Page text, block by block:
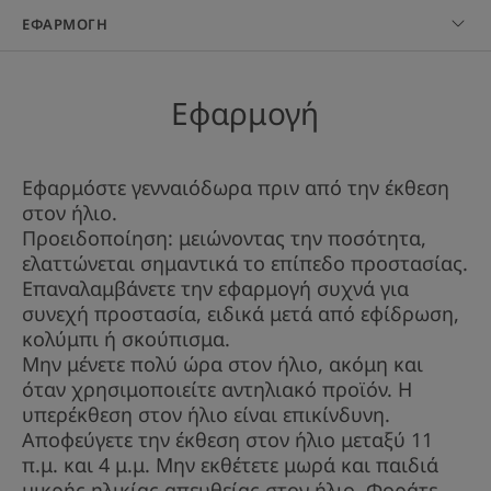
ΕΞΑΙΡΕΤΙΚΑ ΟΛΙΣΘΗΤΙΚΗ ΥΦΗ
Η 100% αόρατη* υφή του είναι ασύγκριτα
απαλή, χωρίς λιπαρό ή κολλώδες τελείωμα, και
εφαρμόζεται εύκολα χωρίς να χρειάζεται να το
απλώσετε με τα χέρια σας.
Σχεδιασμένο για να ταιριάζει στο ευαίσθητο
δέρμα των παιδιών και των ενηλίκων.
Διατίθεται για πρώτη φορά σε δύο μορφές, για
εντοπισμένα σημεία (συμπεριλαμβανομένων
των χειλιών) ή μεγαλύτερες περιοχές, όπως το
πρόσωπο και το σώμα. Κατάλληλο και για το
ΕΦΑΡΜΟΓΉ
Εφαρμογή
Εφαρμόστε γενναιόδωρα πριν από την έκθεση
στον ήλιο.
Προειδοποίηση: μειώνοντας την ποσότητα,
ελαττώνεται σημαντικά το επίπεδο προστασίας.
Επαναλαμβάνετε την εφαρμογή συχνά για
συνεχή προστασία, ειδικά μετά από εφίδρωση,
κολύμπι ή σκούπισμα.
Μην μένετε πολύ ώρα στον ήλιο, ακόμη και
όταν χρησιμοποιείτε αντηλιακό προϊόν. Η
υπερέκθεση στον ήλιο είναι επικίνδυνη.
Αποφεύγετε την έκθεση στον ήλιο μεταξύ 11
π.μ. και 4 μ.μ. Μην εκθέτετε μωρά και παιδιά